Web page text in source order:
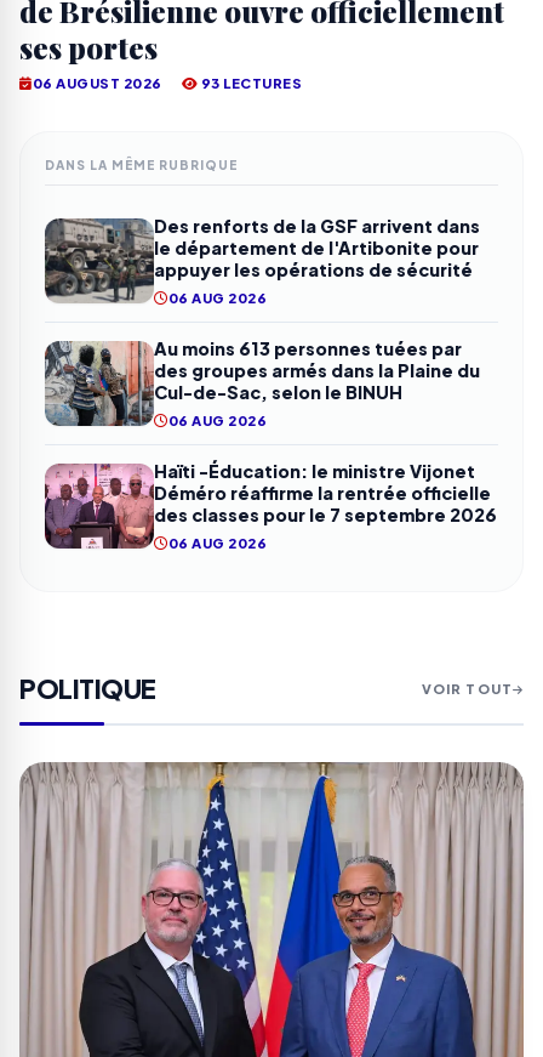
de Brésilienne ouvre officiellement
ses portes
06 AUGUST 2026 93 LECTURES
DANS LA MÊME RUBRIQUE
Des renforts de la GSF arrivent dans
le département de l'Artibonite pour
appuyer les opérations de sécurité
06 AUG 2026
Au moins 613 personnes tuées par
des groupes armés dans la Plaine du
Cul-de-Sac, selon le BINUH
06 AUG 2026
Haïti -Éducation: le ministre Vijonet
Déméro réaffirme la rentrée officielle
des classes pour le 7 septembre 2026
06 AUG 2026
POLITIQUE VOIR TOUT